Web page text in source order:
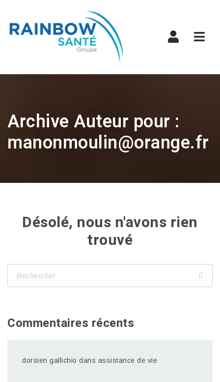
Archive Auteur pour :
manonmoulin@orange.fr
Désolé, nous n'avons rien
trouvé
Commentaires récents
dorsien gallichio dans assistance de vie